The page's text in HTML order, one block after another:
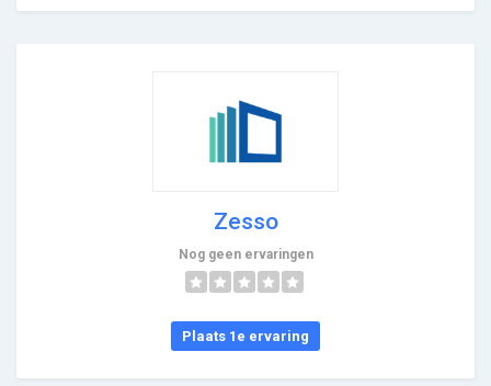
Zesso
Nog geen ervaringen
Plaats 1e ervaring